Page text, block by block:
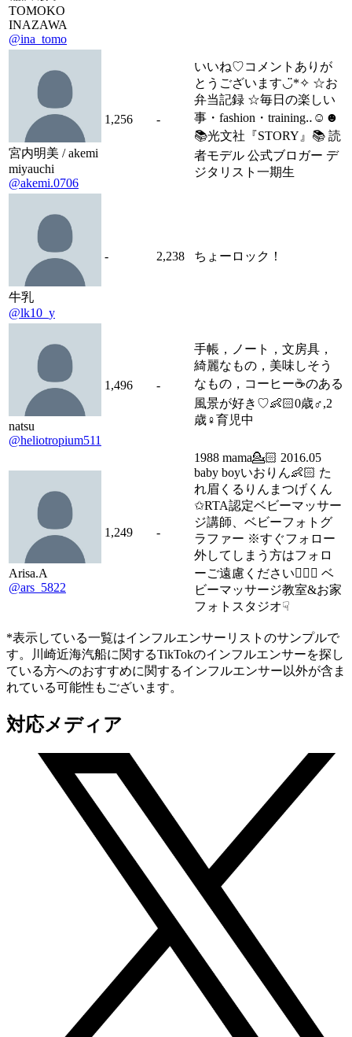
TOMOKO
INAZAWA
@ina_tomo
宮内明美 / akemi
miyauchi
@akemi.0706
1,256 -
いいね♡コメントありが
とうございます◡̈*✧ ☆お
弁当記録 ☆毎日の楽しい
事・fashion・training‥☺︎☻
📚光文社『STORY』📚 読
者モデル 公式ブロガー デ
ジタリスト一期生
牛乳
@lk10_y
- 2,238 ちょーロック！
natsu
@heliotropium511
1,496 -
手帳，ノート，文房具，
綺麗なもの，美味しそう
なもの，コーヒー☕️のある
風景が好き♡👶🏻0歳♂,2
歳♀育児中
Arisa.A
@ars_5822
1,249 -
1988 mama💁🏻 2016.05
baby boyいおりん👶🏻 た
れ眉くるりんまつげくん
✩︎RTA認定ベビーマッサー
ジ講師、ベビーフォトグ
ラファー ※すぐフォロー
外してしまう方はフォロ
ーご遠慮ください🙇🏻‍♀️ ベ
ビーマッサージ教室&お家
フォトスタジオ☟
*表示している一覧はインフルエンサーリストのサンプルで
す。川崎近海汽船に関するTikTokのインフルエンサーを探し
ている方へのおすすめに関するインフルエンサー以外が含ま
れている可能性もございます。
対応メディア